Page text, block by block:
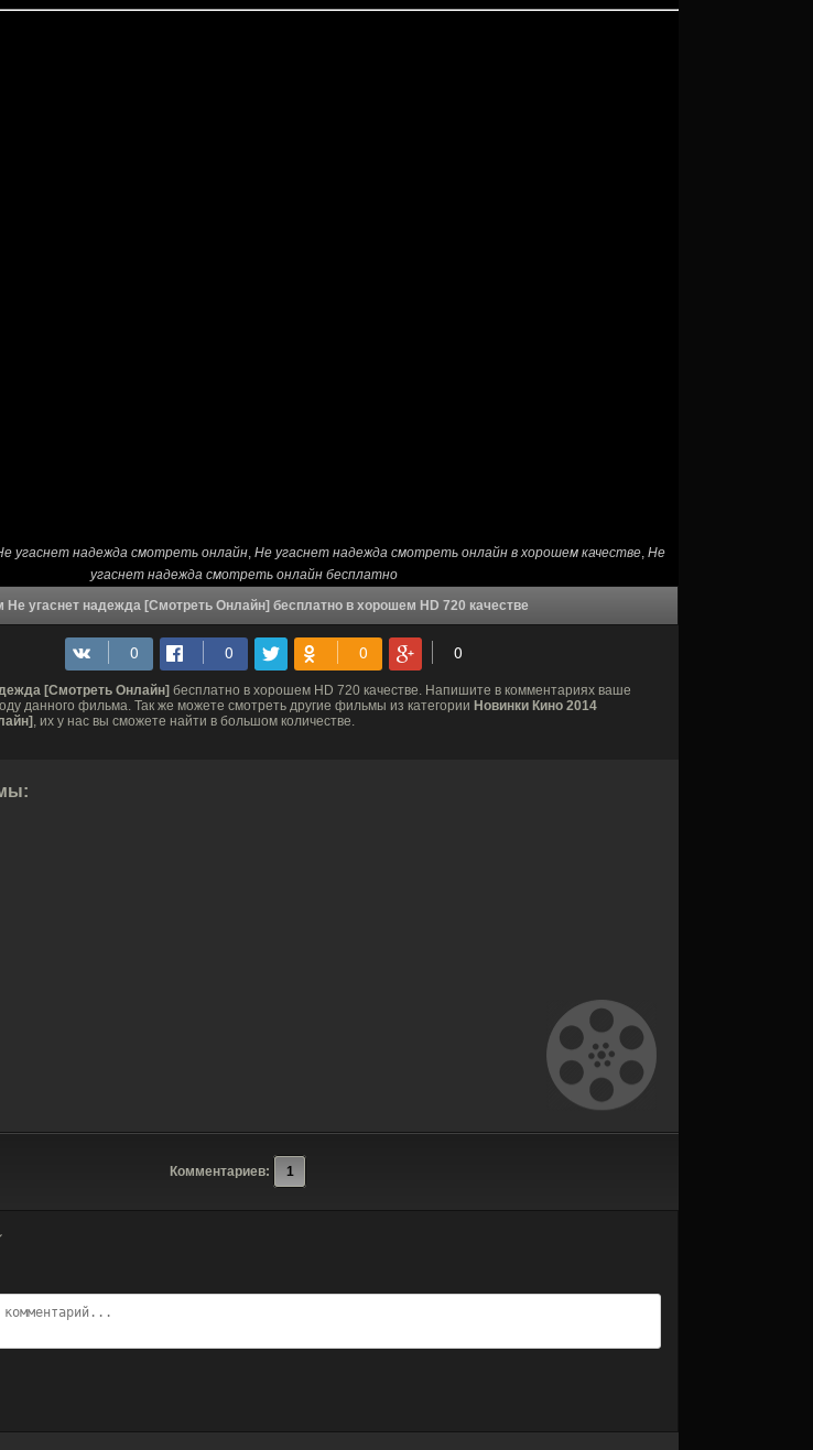
угаснет надежда смотреть онлайн Не угаснет надежда смотреть онлайн в хорошем качестве Не
угаснет надежда смотреть онлайн бесплатно
угаснет надежда [Смотреть Онлайн] бесплатно в хорошем HD 720 качестве
[Смотреть Онлайн] бесплатно в хорошем HD 720 качестве. Напишите в комментариях ваше
данного фильма. Так же можете смотреть другие фильмы из категории Новинки Кино 2014
, их у нас вы сможете найти в большом количестве.
Комментариев: 1